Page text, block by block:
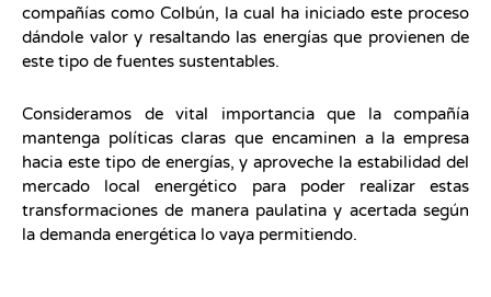
compañías como Colbún, la cual ha iniciado este proceso
dándole valor y resaltando las energías que provienen de
este tipo de fuentes sustentables.
Consideramos de vital importancia que la compañía
mantenga políticas claras que encaminen a la empresa
hacia este tipo de energías, y aproveche la estabilidad del
mercado local energético para poder realizar estas
transformaciones de manera paulatina y acertada según
la demanda energética lo vaya permitiendo.